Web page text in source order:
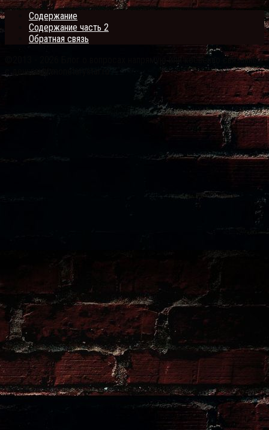
Содержание
Содержание часть 2
Обратная связь
©2013 - 2026 Блог о вопросах напрямую или косвенно связанных
с деньгами monetarystar.ru